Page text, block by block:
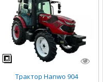
Трактор Hanwo 904